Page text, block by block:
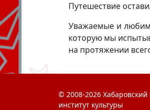
Путешествие
Уважаемые и
которую мы
на протяжении
© 2008-2026 Хабаровский
институт культуры